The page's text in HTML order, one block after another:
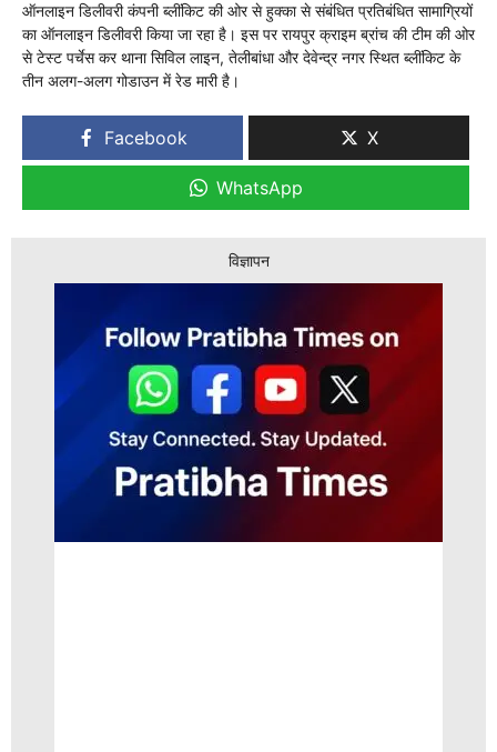
ऑनलाइन डिलीवरी कंपनी ब्लींकिट की ओर से हुक्का से संबंधित प्रतिबंधित सामाग्रियों
का ऑनलाइन डिलीवरी किया जा रहा है। इस पर रायपुर क्राइम ब्रांच की टीम की ओर
से टेस्ट पर्चेस कर थाना सिविल लाइन, तेलीबांधा और देवेन्द्र नगर स्थित ब्लींकिट के
तीन अलग-अलग गोडाउन में रेड मारी है।
Facebook X
WhatsApp
विज्ञापन